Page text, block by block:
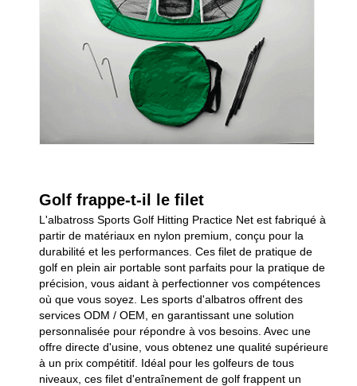
Golf frappe-t-il le filet
L'albatross Sports Golf Hitting Practice Net est fabriqué à
partir de matériaux en nylon premium, conçu pour la
durabilité et les performances. Ces filet de pratique de
golf en plein air portable sont parfaits pour la pratique de
précision, vous aidant à perfectionner vos compétences
où que vous soyez. Les sports d'albatros offrent des
services ODM / OEM, en garantissant une solution
personnalisée pour répondre à vos besoins. Avec une
offre directe d'usine, vous obtenez une qualité supérieure
à un prix compétitif. Idéal pour les golfeurs de tous
niveaux, ces filet d'entraînement de golf frappent un